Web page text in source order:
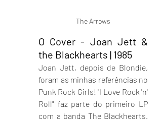
The Arrows
O Cover - Joan Jett &
the Blackhearts | 1985
Joan Jett, depois de Blondie,
foram as minhas referências no
Punk Rock Girls! "I Love Rock 'n'
Roll" faz parte do primeiro LP
com a banda The Blackhearts.